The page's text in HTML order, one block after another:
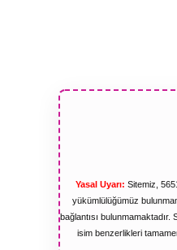
Yasal Uyarı: Sitemiz,
yükümlülüğümüz
bağlantısı
isim benzerlikleri